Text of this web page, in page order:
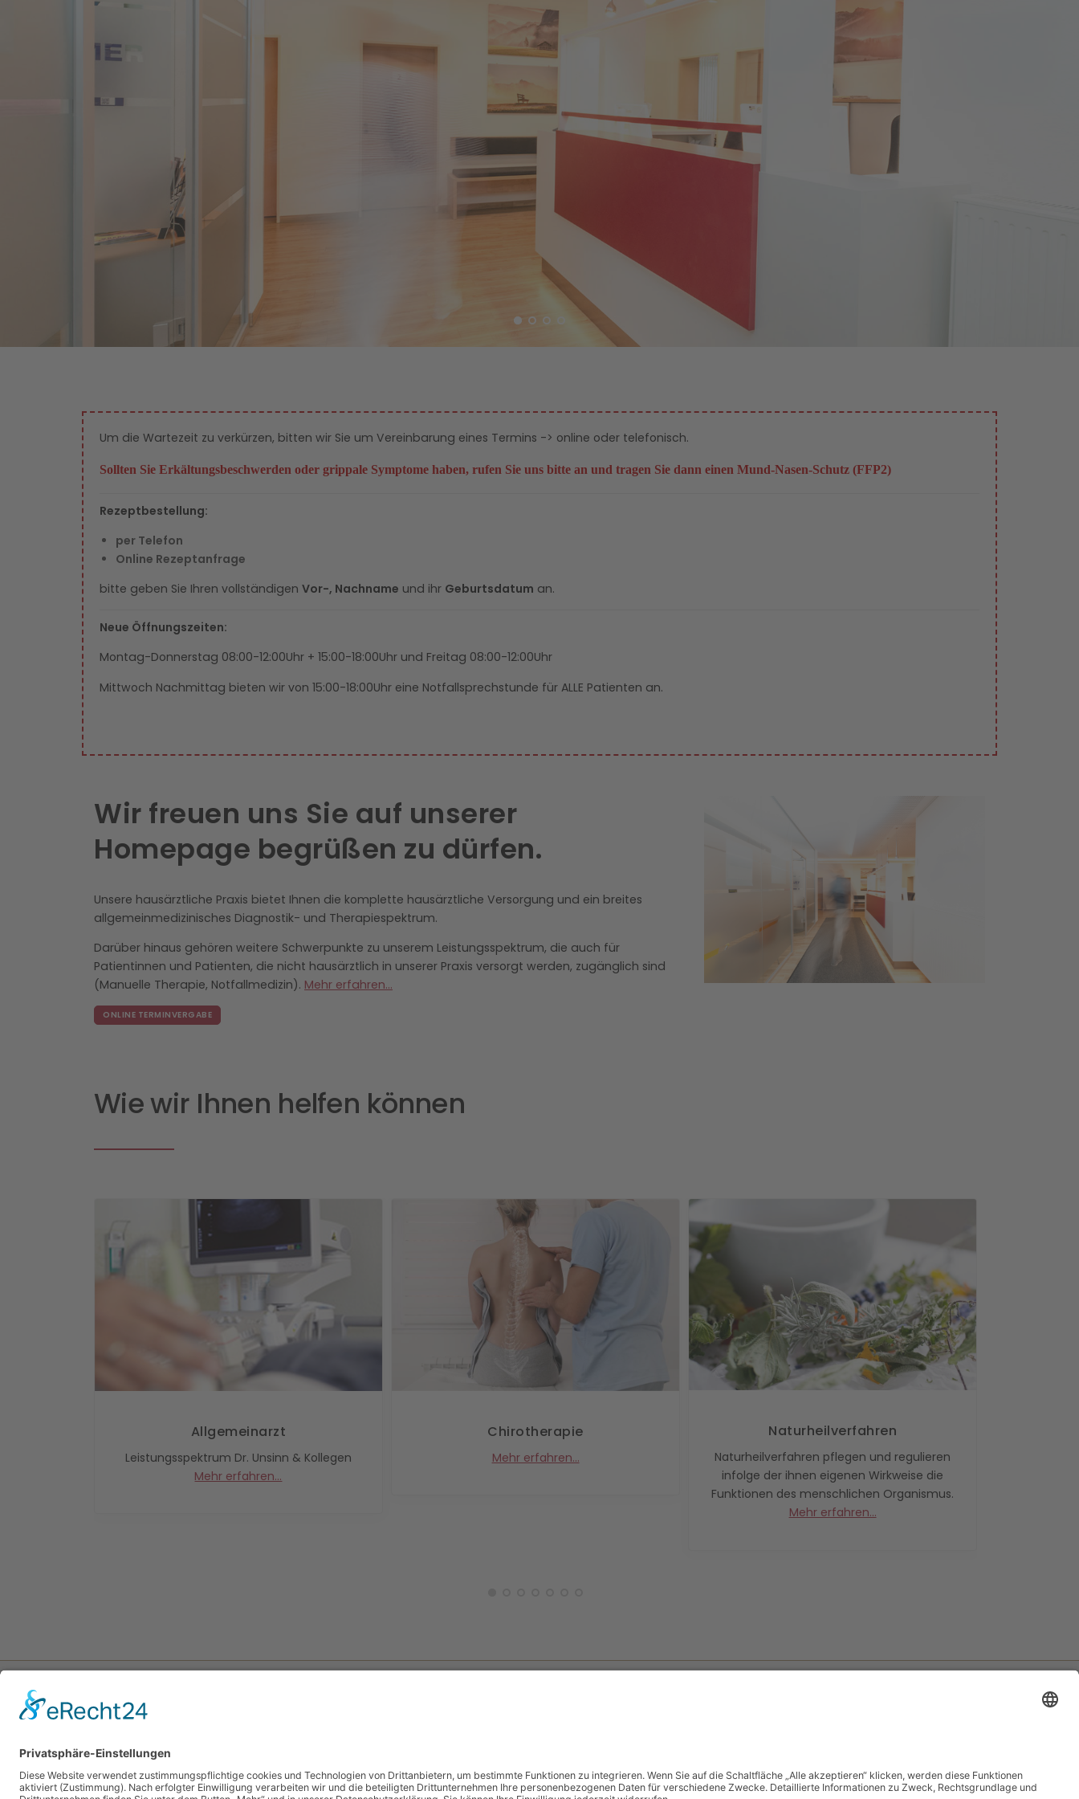
Um die Wartezeit zu verkürzen, bitten wir Sie um Vereinbarung eines Termins -> online oder telefonisch.
Sollten Sie Erkältungsbeschwerden oder grippale Symptome haben, rufen Sie uns bitte an und tragen Sie dann einen Mund-Nasen-Schutz (FFP2)
Rezeptbestellung:
per Telefon
Online Rezeptanfrage
bitte geben Sie Ihren vollständigen Vor-, Nachname und ihr Geburtsdatum an.
Neue Öffnungszeiten:
Montag-Donnerstag 08:00-12:00Uhr + 15:00-18:00Uhr und Freitag 08:00-12:00Uhr
Mittwoch Nachmittag bieten wir von 15:00-18:00Uhr eine Notfallsprechstunde für ALLE Patienten an.
Wir freuen uns Sie auf unserer
Homepage begrüßen zu dürfen.
Unsere hausärztliche Praxis bietet Ihnen die komplette hausärztliche Versorgung und ein breites
allgemeinmedizinisches Diagnostik- und Therapiespektrum.
Darüber hinaus gehören weitere Schwerpunkte zu unserem Leistungsspektrum, die auch für
Patientinnen und Patienten, die nicht hausärztlich in unserer Praxis versorgt werden, zugänglich sind
(Manuelle Therapie, Notfallmedizin). Mehr erfahren...
ONLINE TERMINVERGABE
Wie wir Ihnen helfen können
Allgemeinarzt
Leistungsspektrum Dr. Unsinn & Kollegen
Mehr erfahren...
Chirotherapie
Mehr erfahren...
Naturheilverfahren
Naturheilverfahren pflegen und regulieren
infolge der ihnen eigenen Wirkweise die
Funktionen des menschlichen Organismus.
Mehr erfahren...
ALLGEMEINARZTPRAXIS
Dr. Unsinn & Kollegen
Georg-Fischer-Str. 21
87616 Marktoberdorf
Fax: 0 83 42 / 91 99 27 77
8:00 - 12:00 Uhr
15:00 - 18:00 Uhr
Datenschutz